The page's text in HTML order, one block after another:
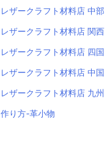
レザークラフト材料店 中部
レザークラフト材料店 関西
レザークラフト材料店 四国
レザークラフト材料店 中国
レザークラフト材料店 九州
作り方-革小物